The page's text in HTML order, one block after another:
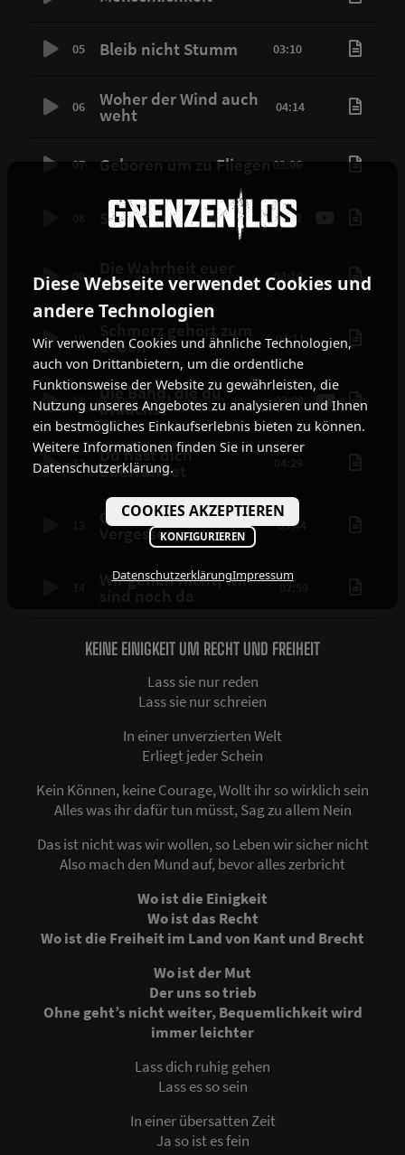
05 Bleib nicht Stumm 03:10
06 Woher der Wind auch
weht 04:14
07 Geboren um zu Fliegen 03:06
Solange wir Leben 03:22
09 Feind 03:10
10 Leben 04:11
11 Die Band, die du
brauchst 03:08
12 Du hast dich
überrundet
Getrennte Wege ins
Vergessen 03:44
Wir gehen nicht, wir
KEINE EINIGKEIT UM RECHT UND FREIHEIT
Lass sie nur reden
Lass sie nur schreien
In einer unverzierten Welt
Erliegt jeder Schein
Kein Können, keine Courage, Wollt ihr so wirklich sein
Alles was ihr dafür tun müsst, Sag zu allem Nein
Das ist nicht was wir wollen, so Leben wir sicher nicht
Also mach den Mund auf, bevor alles zerbricht
Wo ist die Einigkeit
Wo ist das Recht
Wo ist die Freiheit im Land von Kant und Brecht
Wo ist der Mut
Der uns so trieb
Ohne geht’s nicht weiter, Bequemlichkeit wird
immer leichter
Lass dich ruhig gehen
Lass es so sein
In einer übersatten Zeit
Ja so ist es fein
Diese Webseite verwendet Cookies und
andere Technologien
Wir verwenden Cookies und ähnliche Technologien,
auch von Drittanbietern, um die ordentliche
Funktionsweise der Website zu gewährleisten, die
Nutzung unseres Angebotes zu analysieren und Ihnen
ein bestmögliches Einkaufserlebnis bieten zu können.
Weitere Informationen finden Sie in unserer
Datenschutzerklärung.
COOKIES AKZEPTIEREN
KONFIGURIEREN
DatenschutzerklärungImpressum